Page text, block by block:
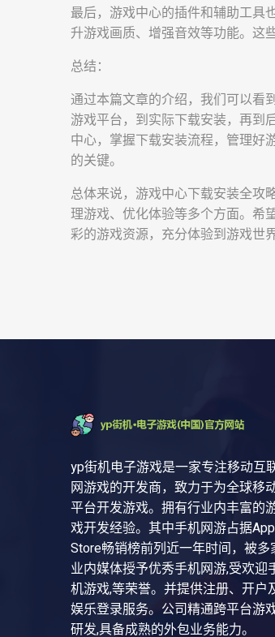
最后，游戏中心的插件和辅助工具
升游戏画质、增强音效等功能。这
总结：
通过本篇文章的介绍，我们可以看
游戏平台，到实际下载安装，再到
中心，掌握下载安装流程，管理好
的关键。
总体来说，游戏中心下载安装全攻
理游戏、优化体验等多个方面。希
彩的游戏资源，充分体验到游戏世
yp街机电子游戏是一家专注移动互
网游戏的开发商，致力于为全球移
平台开发游戏。拥有行业内丰富的
戏开发经验。其中手机网游占据App
Store畅销榜前列近一年时间，被多
业内媒体授予优秀手机网游,受欢迎
机游戏,等荣誉。并提供注册、开户
娱乐登录服务。公司精通跨平台游
研发,具备成熟的外包业务能力。